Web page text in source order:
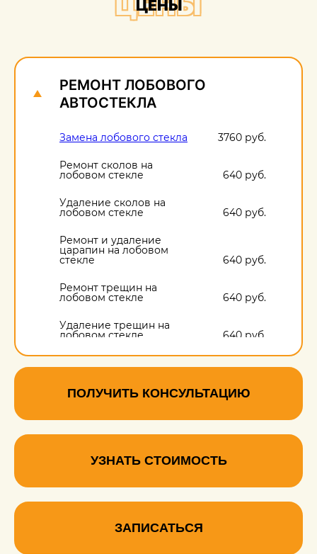
ЦЕНЫ
РЕМОНТ ЛОБОВОГО
АВТОСТЕКЛА
Замена лобового стекла 3760 руб.
Ремонт сколов на
лобовом стекле 640 руб.
Удаление сколов на
лобовом стекле 640 руб.
Ремонт и удаление
царапин на лобовом
стекле 640 руб.
Ремонт трещин на
лобовом стекле 640 руб.
Удаление трещин на
лобовом стекле 640 руб.
ПОЛУЧИТЬ КОНСУЛЬТАЦИЮ
УЗНАТЬ СТОИМОСТЬ
ЗАПИСАТЬСЯ